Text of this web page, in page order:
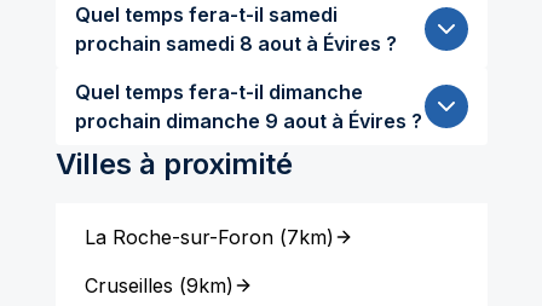
Quel temps fera-t-il samedi
prochain samedi 8 aout à Évires ?
Quel temps fera-t-il dimanche
prochain dimanche 9 aout à Évires ?
Villes à proximité
La Roche-sur-Foron(7km)
Cruseilles (9km)